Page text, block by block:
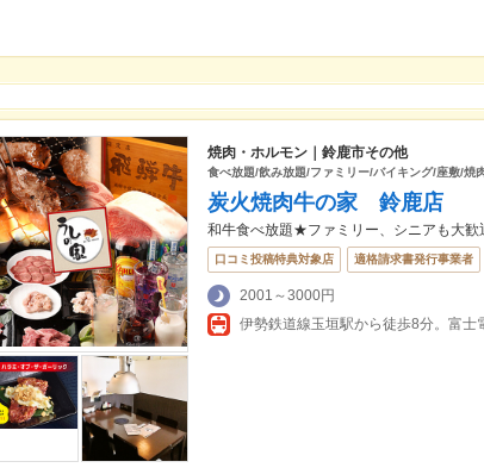
焼肉・ホルモン｜鈴鹿市その他
食べ放題/飲み放題/ファミリー/バイキング/座敷/焼
炭火焼肉牛の家 鈴鹿店
和牛食べ放題★ファミリー、シニアも大歓
口コミ投稿特典対象店 適格請求書発行事業者
2001～3000円